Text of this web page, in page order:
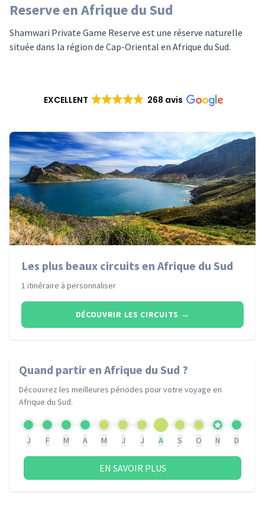
Reserve en Afrique du Sud
Shamwari Private Game Reserve est une réserve naturelle
située dans la région de Cap-Oriental en Afrique du Sud.
EXCELLENT 268 avis
Les plus beaux circuits en Afrique du Sud
1 itinéraire à personnaliser
DÉCOUVRIR LES CIRCUITS →
Quand partiren Afrique du Sud ?
Découvrez les meilleures périodes pour votre voyage en
Afrique du Sud.
J F M A M J J A S O N D
EN SAVOIR PLUS